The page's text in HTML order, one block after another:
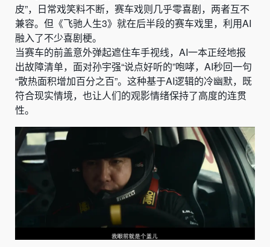
皮”，日常戏笑料不断，赛车戏则几乎零喜剧，两者互不
兼容。但《飞驰人生3》就在后半段的赛车戏里，利用AI
融入了不少喜剧梗。
当赛车的前盖意外弹起遮住车手视线，AI一本正经地报
出故障清单，面对孙宇强“说点好听的”咆哮，AI秒回一句
“散热面积增加百分之百”。这种基于AI逻辑的冷幽默，既
符合现实情境，也让人们的观影情绪保持了高度的连贯
性。